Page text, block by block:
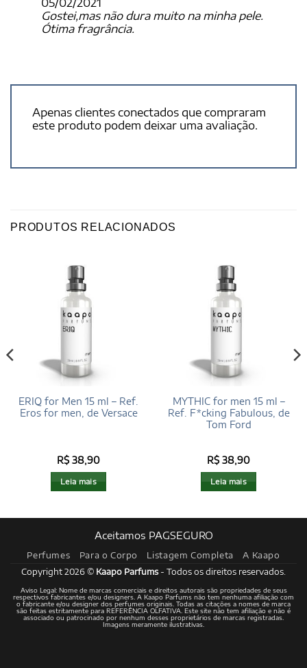
Gostei,mas não dura muito na minha pele.
Ótima fragrância.
Apenas clientes conectados que compraram
este produto podem deixar uma avaliação.
PRODUTOS RELACIONADOS
ERIQ for Men 15 ml – Ref.
Eros for men, de Versace
R$38,90
Leia mais
MYTHIC for men 15 ml –
Ref. F*cking Fabulous, de
Tom Ford
R$38,90
Leia mais
Aceitamos PAGSEGURO
Perfumes Para o Corpo Listagem Completa A Kaapo
Copyright 2026 © Kaapo Parfums- Todos os direitos reservados.
Aviso Legal: Nome de marcas comerciais e direitos autorais são propriedades de seus
respectivos fabricantes e/ou designers. A Kaapo Parfums não tem nenhuma afiliação com
o fabricante e/ou designer dos perfumes originais. Todas as citações a nomes de marca
são feitas estritamente para REFERÊNCIA OLFATIVA. Este site não tem afiliação e não é
associado ou patrocinado por nenhum desses proprietários de marcas registradas.
Imagens meramente ilustrativas.